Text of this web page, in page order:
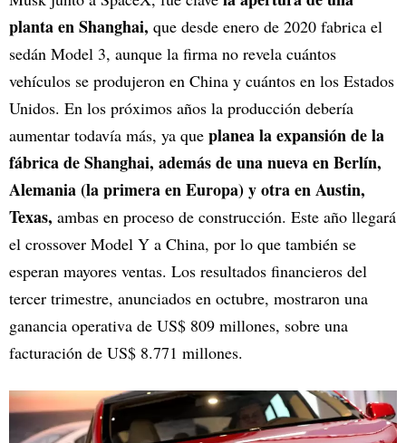
planta en Shanghai, que desde enero de 2020 fabrica el
sedán Model 3, aunque la firma no revela cuántos
vehículos se produjeron en China y cuántos en los Estados
Unidos. En los próximos años la producción debería
aumentar todavía más, ya que planea la expansión de la
fábrica de Shanghai, además de una nueva en Berlín,
Alemania (la primera en Europa) y otra en Austin,
Texas, ambas en proceso de construcción. Este año llegará
el crossover Model Y a China, por lo que también se
esperan mayores ventas. Los resultados financieros del
tercer trimestre, anunciados en octubre, mostraron una
ganancia operativa de US$ 809 millones, sobre una
facturación de US$ 8.771 millones.